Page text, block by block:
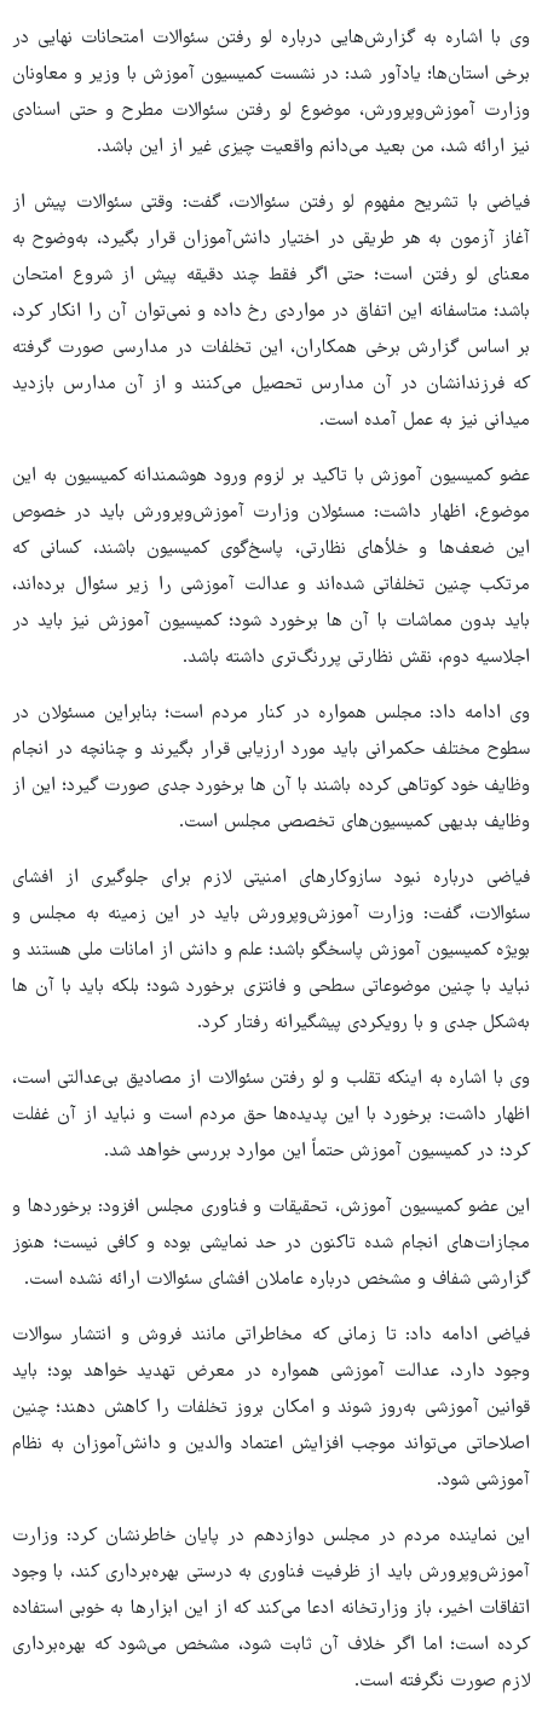
وی با اشاره به گزارش‌هایی درباره لو رفتن سئوالات امتحانات نهایی در
برخی استان‌ها؛ یادآور شد: در نشست کمیسیون آموزش با وزیر و معاونان
وزارت آموزش‌وپرورش، موضوع لو رفتن سئوالات مطرح و حتی اسنادی
نیز ارائه شد، من بعید می‌دانم واقعیت چیزی غیر از این باشد.
فیاضی با تشریح مفهوم لو رفتن سئوالات، گفت: وقتی سئوالات پیش از
آغاز آزمون به هر طریقی در اختیار دانش‌آموزان قرار بگیرد، به‌وضوح به
معنای لو رفتن است؛ حتی اگر فقط چند دقیقه پیش از شروع امتحان
باشد؛ متاسفانه این اتفاق در مواردی رخ داده و نمی‌توان آن را انکار کرد،
بر اساس گزارش برخی همکاران، این تخلفات در مدارسی صورت گرفته
که فرزندانشان در آن مدارس تحصیل می‌کنند و از آن مدارس بازدید
میدانی نیز به عمل آمده است.
عضو کمیسیون آموزش با تاکید بر لزوم ورود هوشمندانه کمیسیون به این
موضوع، اظهار داشت: مسئولان وزارت آموزش‌وپرورش باید در خصوص
این ضعف‌ها و خلأهای نظارتی، پاسخ‌گوی کمیسیون باشند، کسانی که
مرتکب چنین تخلفاتی شده‌اند و عدالت آموزشی را زیر سئوال برده‌اند،
باید بدون مماشات با آن ها برخورد شود؛ کمیسیون آموزش نیز باید در
اجلاسیه دوم، نقش نظارتی پررنگ‌تری داشته باشد.
وی ادامه داد: مجلس همواره در کنار مردم است؛ بنابراین مسئولان در
سطوح مختلف حکمرانی باید مورد ارزیابی قرار بگیرند و چنانچه در انجام
وظایف خود کوتاهی کرده باشند با آن ها برخورد جدی صورت گیرد؛ این از
وظایف بدیهی کمیسیون‌های تخصصی مجلس است.
فیاضی درباره نبود سازوکارهای امنیتی لازم برای جلوگیری از افشای
سئوالات، گفت: وزارت آموزش‌وپرورش باید در این زمینه به مجلس و
بویژه کمیسیون آموزش پاسخگو باشد؛ علم و دانش از امانات ملی هستند و
نباید با چنین موضوعاتی سطحی و فانتزی برخورد شود؛ بلکه باید با آن ها
به‌شکل جدی و با رویکردی پیشگیرانه رفتار کرد.
وی با اشاره به اینکه تقلب و لو رفتن سئوالات از مصادیق بی‌عدالتی است،
اظهار داشت: برخورد با این پدیده‌ها حق مردم است و نباید از آن غفلت
کرد؛ در کمیسیون آموزش حتماً این موارد بررسی خواهد شد.
این عضو کمیسیون آموزش، تحقیقات و فناوری مجلس افزود: برخوردها و
مجازات‌های انجام ‌شده تاکنون در حد نمایشی بوده و کافی نیست؛ هنوز
گزارشی شفاف و مشخص درباره عاملان افشای سئوالات ارائه نشده است.
فیاضی ادامه داد: تا زمانی که مخاطراتی مانند فروش و انتشار سوالات
وجود دارد، عدالت آموزشی همواره در معرض تهدید خواهد بود؛ باید
قوانین آموزشی به‌روز شوند و امکان بروز تخلفات را کاهش دهند؛ چنین
اصلاحاتی می‌تواند موجب افزایش اعتماد والدین و دانش‌آموزان به نظام
آموزشی شود.
این نماینده مردم در مجلس دوازدهم در پایان خاطرنشان کرد: وزارت
آموزش‌وپرورش باید از ظرفیت فناوری به ‌درستی بهره‌برداری کند، با وجود
اتفاقات اخیر، باز وزارتخانه ادعا می‌کند که از این ابزارها به‌ خوبی استفاده
کرده است؛ اما اگر خلاف آن ثابت شود، مشخص می‌شود که بهره‌برداری
لازم صورت نگرفته است.